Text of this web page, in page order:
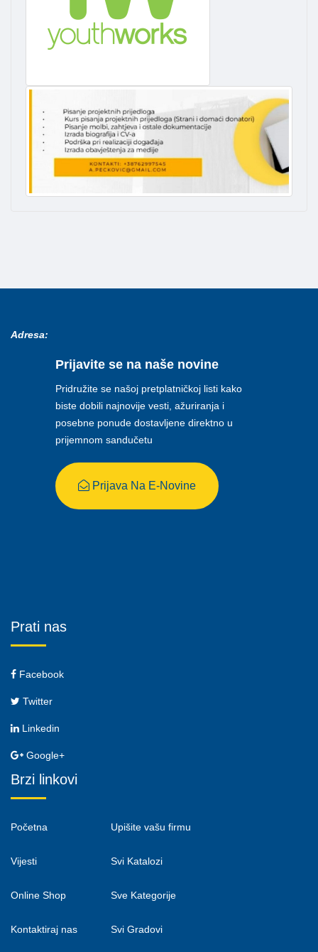
Adresa:
Prijavite se na naše novine
Pridružite se našoj pretplatničkoj listi kako
biste dobili najnovije vesti, ažuriranja i
posebne ponude dostavljene direktno u
prijemnom sandučetu
Prijava Na E-Novine
Prati nas
Facebook
Twitter
Linkedin
Google+
Brzi linkovi
Početna
Vijesti
Online Shop
Kontaktiraj nas
Upišite vašu firmu
Svi Katalozi
Sve Kategorije
Svi Gradovi